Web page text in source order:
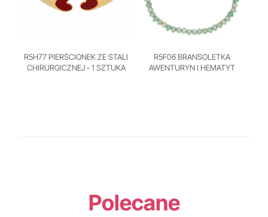
R5H77 PIERŚCIONEK ZE STALI
CHIRURGICZNEJ - 1 SZTUKA
R5F06 BRANSOLETKA
AWENTURYN I HEMATYT
Polecane